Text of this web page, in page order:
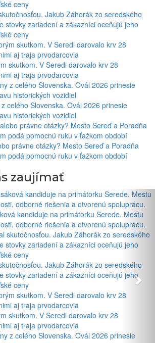
Jakub Záhorák zo seredského
stovky zariadení a zákazníci oceňujú jeho
ceny
skutkom. V Seredi darovalo krv 28
aj traja prvodarcovia
celého Slovenska. Ovál 2026 prinesie
historických vozidiel
právne otázky? Mesto Sereď a Poradňa
podá pomocnú ruku v ťažkom období
zaujímať
kandiduje na primátorku Serede. Mestu
odborné riešenia a otvorenú spoluprácu.
Jakub Záhorák zo seredského
stovky zariadení a zákazníci oceňujú jeho
ceny
skutkom. V Seredi darovalo krv 28
aj traja prvodarcovia